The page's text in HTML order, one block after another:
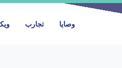
وصايا تجارب